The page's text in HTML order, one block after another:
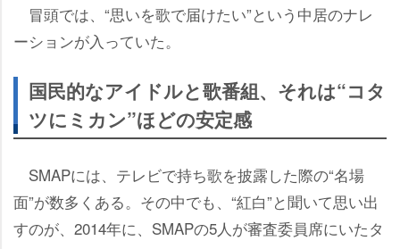
冒頭では、“思いを歌で届けたい”という中居のナレ
ーションが入っていた。
国民的なアイドルと歌番組、それは“コタ
ツにミカン”ほどの安定感
SMAPには、テレビで持ち歌を披露した際の“名場
面”が数多くある。その中でも、“紅白”と聞いて思い出
すのが、2014年に、SMAPの5人が審査委員席にいたタ